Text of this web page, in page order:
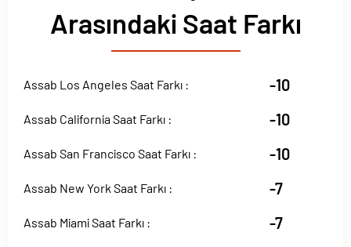
Arasındaki Saat Farkı
Assab Los Angeles Saat Farkı : -10
Assab California Saat Farkı : -10
Assab San Francisco Saat Farkı : -10
Assab New York Saat Farkı : -7
Assab Miami Saat Farkı : -7